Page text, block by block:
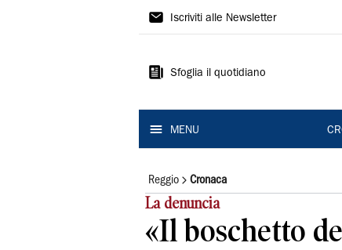
Gazzetta
Reggio
Iscriviti alle Newsletter
Sfoglia il quotidiano
MENU
Reggio Cronaca
La denuncia
«Il boschetto